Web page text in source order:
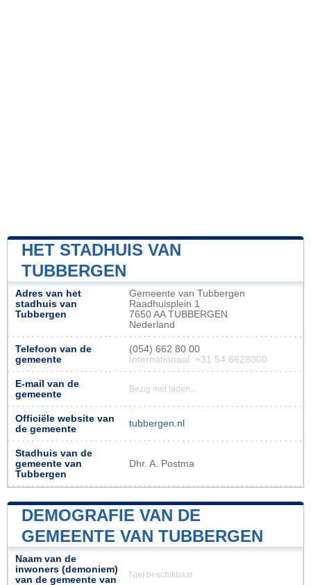
HET STADHUIS VAN
TUBBERGEN
Adres van het
stadhuis van
Tubbergen
Gemeente van Tubbergen
Raadhuisplein 1
7650 AA TUBBERGEN
Nederland
Telefoon van de
gemeente
(054) 662 80 00
Internationaal: +31 54 6628000
E-mail van de
gemeente
Bezig met laden...
Officiële website van
de gemeente
tubbergen.nl
Stadhuis van de
gemeente van
Tubbergen
Dhr. A. Postma
DEMOGRAFIE VAN DE
GEMEENTE VAN TUBBERGEN
Naam van de
inwoners (demoniem)
van de gemeente van
Niet beschikbaar